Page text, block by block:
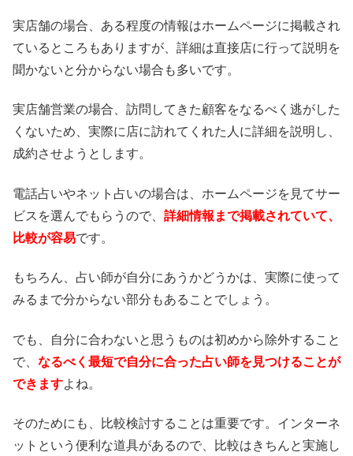
実店舗の場合、ある程度の情報はホームページに掲載され
ているところもありますが、詳細は直接店に行って説明を
聞かないと分からない場合も多いです。
実店舗営業の場合、訪問してきた顧客をなるべく逃がした
くないため、実際に店に訪れてくれた人に詳細を説明し、
成約させようとします。
電話占いやネット占いの場合は、ホームページを見てサー
ビスを選んでもらうので、 詳細情報まで掲載されていて、
比較が容易です。
もちろん、占い師が自分にあうかどうかは、実際に使って
みるまで分からない部分もあることでしょう。
でも、自分に合わないと思うものは初めから除外すること
で、 なるべく最短で自分に合った占い師を見つけることが
できますよね。
そのためにも、比較検討することは重要です。インターネ
ットという便利な道具があるので、比較はきちんと実施し